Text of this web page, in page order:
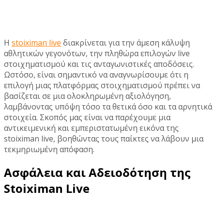
Η stoiximan live διακρίνεται για την άμεση κάλυψη
αθλητικών γεγονότων, την πληθώρα επιλογών live
στοιχηματισμού και τις ανταγωνιστικές αποδόσεις.
Ωστόσο, είναι σημαντικό να αναγνωρίσουμε ότι η
επιλογή μιας πλατφόρμας στοιχηματισμού πρέπει να
βασίζεται σε μια ολοκληρωμένη αξιολόγηση,
λαμβάνοντας υπόψη τόσο τα θετικά όσο και τα αρνητικά
στοιχεία. Σκοπός μας είναι να παρέχουμε μια
αντικειμενική και εμπεριστατωμένη εικόνα της
stoiximan live, βοηθώντας τους παίκτες να λάβουν μια
τεκμηριωμένη απόφαση.
Ασφάλεια και Αδειοδότηση της
Stoiximan Live